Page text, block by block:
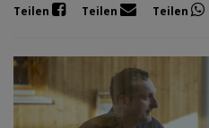
Teilen Teilen Teilen